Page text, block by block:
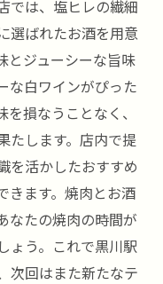
では、塩ヒレの繊細
選ばれたお酒を用意
とジューシーな旨味
な白ワインがぴった
損なうことなく、
たします。店内で提
を活かしたおすすめ
きます。焼肉とお酒
なたの焼肉の時間が
ょう。これで黒川駅
次回はまた新たなテ